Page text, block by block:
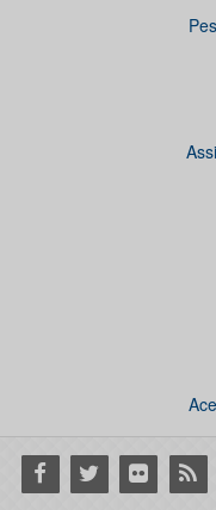
Facebook
Twitter Flickr RSS